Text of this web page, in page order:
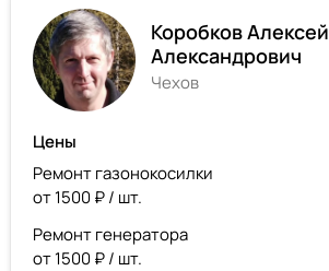
Коробков Алексей
Александрович
Чехов
Цены
Ремонт газонокосилки
от 1500 ₽ / шт.
Ремонт генератора
от 1500 ₽ / шт.